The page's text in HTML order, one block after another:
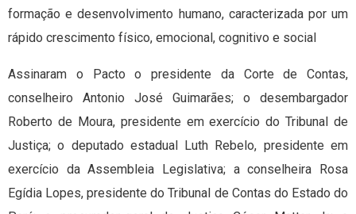
formação e desenvolvimento humano, caracterizada por um
rápido crescimento físico, emocional, cognitivo e social
Assinaram o Pacto o presidente da Corte de Contas,
conselheiro Antonio José Guimarães; o desembargador
Roberto de Moura, presidente em exercício do Tribunal de
Justiça; o deputado estadual Luth Rebelo, presidente em
exercício da Assembleia Legislativa; a conselheira Rosa
Egídia Lopes, presidente do Tribunal de Contas do Estado do